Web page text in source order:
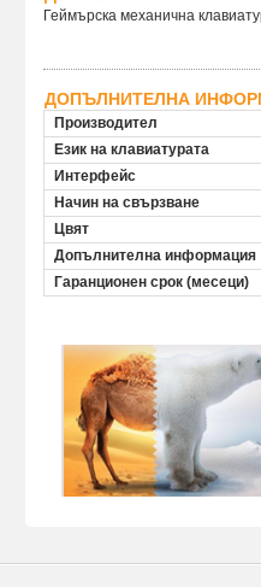
Геймърска механична
ДОПЪЛНИТЕЛНА
Производител
Език на клавиатурата
Интерфейс
Начин на свързване
Цвят
Допълнителна информация
Гаранционен срок (месеци)